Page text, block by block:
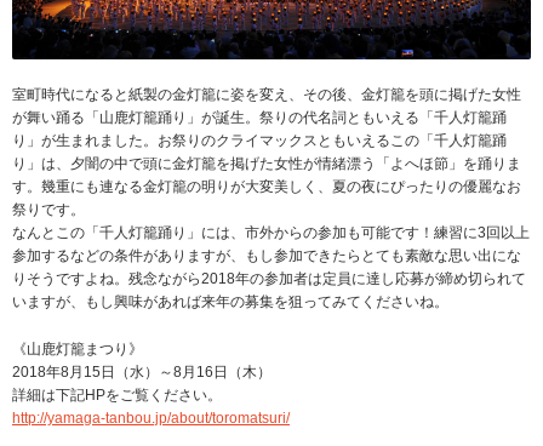
室町時代になると紙製の金灯籠に姿を変え、その後、金灯籠を頭に掲げた女性
が舞い踊る「山鹿灯籠踊り」が誕生。祭りの代名詞ともいえる「千人灯籠踊
り」が生まれました。お祭りのクライマックスともいえるこの「千人灯籠踊
り」は、夕闇の中で頭に金灯籠を掲げた女性が情緒漂う「よへほ節」を踊りま
す。幾重にも連なる金灯籠の明りが大変美しく、夏の夜にぴったりの優麗なお
祭りです。
なんとこの「千人灯籠踊り」には、市外からの参加も可能です！練習に3回以上
参加するなどの条件がありますが、もし参加できたらとても素敵な思い出にな
りそうですよね。残念ながら2018年の参加者は定員に達し応募が締め切られて
いますが、もし興味があれば来年の募集を狙ってみてくださいね。
《山鹿灯籠まつり》
2018年8月15日（水）～8月16日（木）
詳細は下記HPをご覧ください。
http://yamaga-tanbou.jp/about/toromatsuri/